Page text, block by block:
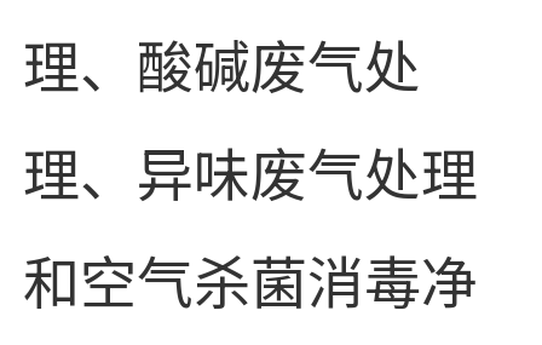
理、酸碱废气处
理、异味废气处理
和空气杀菌消毒净